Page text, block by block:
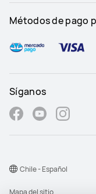
Métodos de pago
Síganos
Mapa del sitio
Chile - Español